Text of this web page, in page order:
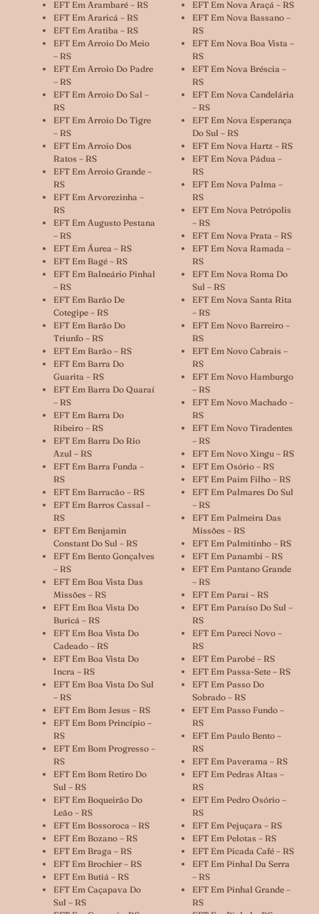
EFT Em Arambaré – RS
EFT Em Araricá – RS
EFT Em Aratiba – RS
EFT Em Arroio Do Meio
– RS
EFT Em Arroio Do Padre
– RS
EFT Em Arroio Do Sal –
RS
EFT Em Arroio Do Tigre
– RS
EFT Em Arroio Dos
Ratos – RS
EFT Em Arroio Grande –
RS
EFT Em Arvorezinha –
RS
EFT Em Augusto Pestana
– RS
EFT Em Áurea – RS
EFT Em Bagé – RS
EFT Em Balneário Pinhal
– RS
EFT Em Barão De
Cotegipe – RS
EFT Em Barão Do
Triunfo – RS
EFT Em Barão – RS
EFT Em Barra Do
Guarita – RS
EFT Em Barra Do Quaraí
– RS
EFT Em Barra Do
Ribeiro – RS
EFT Em Barra Do Rio
Azul – RS
EFT Em Barra Funda –
RS
EFT Em Barracão – RS
EFT Em Barros Cassal –
RS
EFT Em Benjamin
Constant Do Sul – RS
EFT Em Bento Gonçalves
– RS
EFT Em Boa Vista Das
Missões – RS
EFT Em Boa Vista Do
Buricá – RS
EFT Em Boa Vista Do
Cadeado – RS
EFT Em Boa Vista Do
Incra – RS
EFT Em Boa Vista Do Sul
– RS
EFT Em Bom Jesus – RS
EFT Em Bom Princípio –
RS
EFT Em Bom Progresso –
RS
EFT Em Bom Retiro Do
Sul – RS
EFT Em Boqueirão Do
Leão – RS
EFT Em Bossoroca – RS
EFT Em Bozano – RS
EFT Em Braga – RS
EFT Em Brochier – RS
EFT Em Butiá – RS
EFT Em Caçapava Do
Sul – RS
EFT Em Nova Araçá – RS
EFT Em Nova Bassano –
RS
EFT Em Nova Boa Vista –
RS
EFT Em Nova Bréscia –
RS
EFT Em Nova Candelária
– RS
EFT Em Nova Esperança
Do Sul – RS
EFT Em Nova Hartz – RS
EFT Em Nova Pádua –
RS
EFT Em Nova Palma –
RS
EFT Em Nova Petrópolis
– RS
EFT Em Nova Prata – RS
EFT Em Nova Ramada –
RS
EFT Em Nova Roma Do
Sul – RS
EFT Em Nova Santa Rita
– RS
EFT Em Novo Barreiro –
RS
EFT Em Novo Cabrais –
RS
EFT Em Novo Hamburgo
– RS
EFT Em Novo Machado –
RS
EFT Em Novo Tiradentes
– RS
EFT Em Novo Xingu – RS
EFT Em Osório – RS
EFT Em Paim Filho – RS
EFT Em Palmares Do Sul
– RS
EFT Em Palmeira Das
Missões – RS
EFT Em Palmitinho – RS
EFT Em Panambi – RS
EFT Em Pantano Grande
– RS
EFT Em Paraí – RS
EFT Em Paraíso Do Sul –
RS
EFT Em Pareci Novo –
RS
EFT Em Parobé – RS
EFT Em Passa-Sete – RS
EFT Em Passo Do
Sobrado – RS
EFT Em Passo Fundo –
RS
EFT Em Paulo Bento –
RS
EFT Em Paverama – RS
EFT Em Pedras Altas –
RS
EFT Em Pedro Osório –
RS
EFT Em Pejuçara – RS
EFT Em Pelotas – RS
EFT Em Picada Café – RS
EFT Em Pinhal Da Serra
– RS
EFT Em Pinhal Grande –
RS